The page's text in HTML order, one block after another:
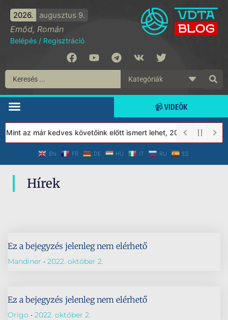
2026. augusztus 9.
Emőd, Román
Belépés / Regisztráció
📹 VIDEÓK
az már kedves követőink előtt ismert lehet, 2023-tól a
EN FR DE HU IT RU ES
Hírek
Ez a bejegyzés jelenleg nem elérhető
Mandiner 2022. október 2.
Ez a bejegyzés jelenleg nem elérhető
Origo 2022. október 2.